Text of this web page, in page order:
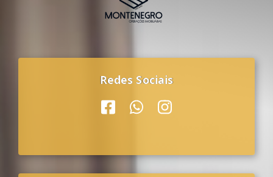
Redes Sociais